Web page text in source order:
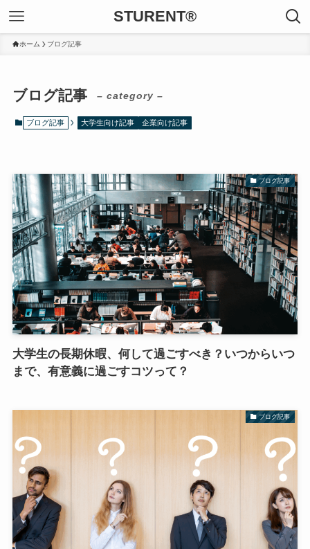
STURENT®
ホーム ブログ記事
ブログ記事 – category –
ブログ記事 大学生向け記事 企業向け記事
ブログ記事
大学生の長期休暇、何して過ごすべき？いつからいつ
まで、有意義に過ごすコツって？
ブログ記事